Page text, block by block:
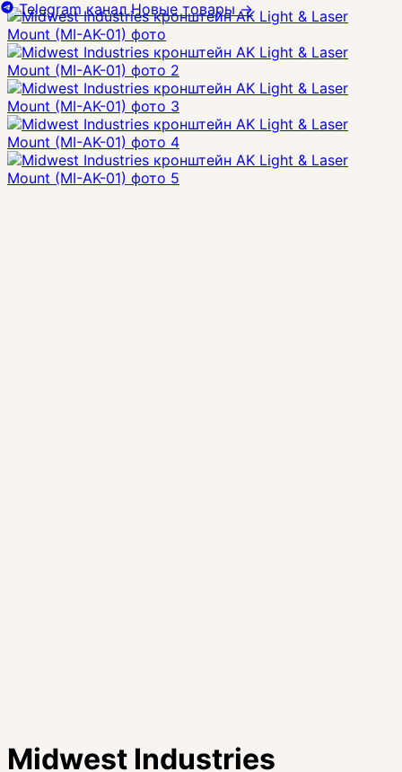
Midwest Industries
Telegram канал Новые товары→